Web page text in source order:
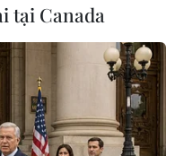
tranh
#Họa sỹ
#Van Gogh
#Dafen
#Trung Quốc
#Tin thời sự
#Tin mới nhận
tại Canada